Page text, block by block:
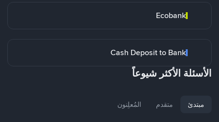
Ecobank
Cash Deposit to Bank
الأسئلة الأكثر شيوعاً
مبتدئ متقدم المُعلِنون